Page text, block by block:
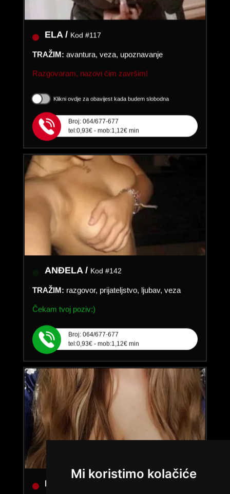
Mi koristimo kolačiće
ELA /
TRAŽIM: avantura, veza, upoznavanje
Razgovaram, nazovi čim završim!
Broj: 064/677-677
tel:0,93€ - mob:1,12€ min
ANĐELA /
TRAŽIM: razgovor, prijateljstvo, ljubav, veza
Čekam tvoj poziv:)
Broj: 064/677-677
tel:0,93€ - mob:1,12€ min
LUCIJA / Kod #136